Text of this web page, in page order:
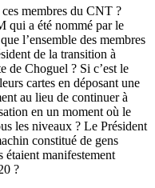
membres du CNT ?
qui a été nommé par le
l’ensemble des membres
de la transition à
de Choguel ? Si c’est le
cartes en déposant une
au lieu de continuer à
en un moment où le
les niveaux ? Le Président
constitué de gens
étaient manifestement
?